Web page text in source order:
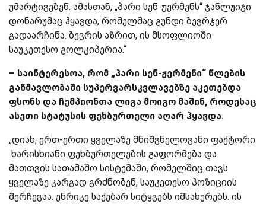
უმარტივებენ. ამასთან, „პარი სენ-ჟერმენს“ ჯანლუიჯი
დონარუმაც ჰყავდა, რომელმაც გუნდი ბევრჯერ
გადაარჩინა. ბევრის აზრით, ის მსოფლიოში
საუკეთესო გოლკიპერია.“
– საინტერესოა, რომ „პარი სენ-ჟერმენი“ წლების
განმავლობაში სუპერვარსკვლავებზე აკეთებდა
ფსონს და ჩემპიონთა ლიგა მოიგო მაშინ, როდესაც
ასეთი სტატუსის ფეხბურთელი აღარ ჰყავდა.
„დიახ, ერთ-ერთი ყველაზე მნიშვნელოვანი ფაქტორი
ხარისხიანი ფეხბურთელების გაფორმება და
მათთვის სათამაშო სისტემაში, რომელშიც თავს
ყველაზე კარგად გრძნობენ, საუკეთესო პოზიციის
შერჩევაა. ენრიკე საქებარ სიტყვებს იმსახურებს. ის